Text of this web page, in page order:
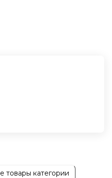
товары категории